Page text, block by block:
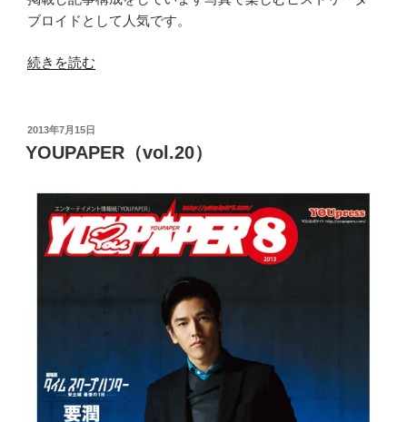
ブロイドとして人気です。
“YOUPAPER（vol.30）”
続きを読む
投
稿
日:
2013年7月15日
YOUPAPER（vol.20）